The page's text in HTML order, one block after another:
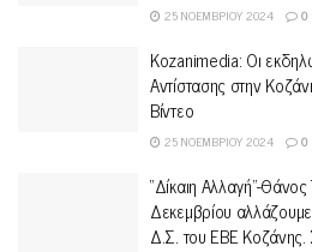
25 ΝΟΕΜΒΡΊΟΥ 2024 0
Κοzanimedia: Οι
Αντίστασης στην
Βίντεο
25 ΝΟΕΜΒΡΊΟΥ 2024 0
“Δίκαιη Αλλαγή”-
Δεκεμβρίου
Δ.Σ. του ΕΒΕ Κοζάνης.